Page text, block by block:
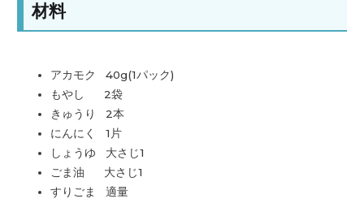
材料
アカモク 40g(1パック)
もやし 2袋
きゅうり 2本
にんにく 1片
しょうゆ 大さじ1
ごま油 大さじ1
すりごま 適量